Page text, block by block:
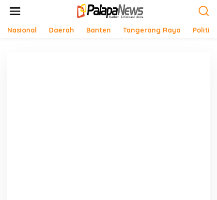
Nasional Daerah Banten Tangerang Raya Politik